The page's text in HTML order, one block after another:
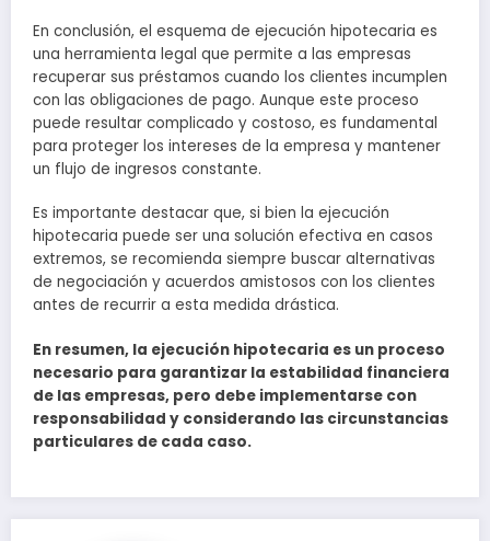
En conclusión, el esquema de ejecución hipotecaria es
una herramienta legal que permite a las empresas
recuperar sus préstamos cuando los clientes incumplen
con las obligaciones de pago. Aunque este proceso
puede resultar complicado y costoso, es fundamental
para proteger los intereses de la empresa y mantener
un flujo de ingresos constante.
Es importante destacar que, si bien la ejecución
hipotecaria puede ser una solución efectiva en casos
extremos, se recomienda siempre buscar alternativas
de negociación y acuerdos amistosos con los clientes
antes de recurrir a esta medida drástica.
En resumen, la ejecución hipotecaria es un proceso
necesario para garantizar la estabilidad financiera
de las empresas, pero debe implementarse con
responsabilidad y considerando las circunstancias
particulares de cada caso.